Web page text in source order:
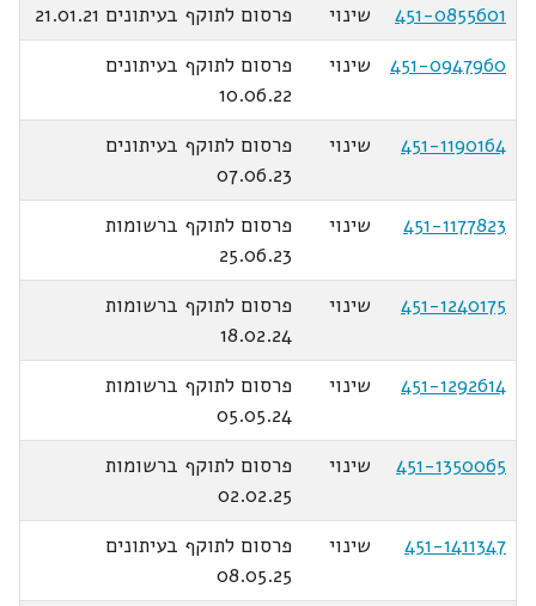
451-0855601
שינוי
פרסום לתוקף בעיתונים 21.01.21
451-0947960
שינוי
פרסום לתוקף בעיתונים
10.06.22
451-1190164
שינוי
פרסום לתוקף בעיתונים
07.06.23
451-1177823
שינוי
פרסום לתוקף ברשומות
25.06.23
451-1240175
שינוי
פרסום לתוקף ברשומות
18.02.24
451-1292614
שינוי
פרסום לתוקף ברשומות
05.05.24
451-1350065
שינוי
פרסום לתוקף ברשומות
02.02.25
451-1411347
שינוי
פרסום לתוקף בעיתונים
08.05.25